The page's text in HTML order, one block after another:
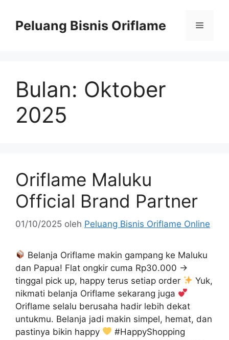
Peluang Bisnis Oriflame
Bulan: Oktober
2025
Oriflame Maluku
Official Brand Partner
01/10/2025 oleh Peluang Bisnis Oriflame Online
Belanja Oriflame makin gampang ke Maluku
dan Papua! Flat ongkir cuma Rp30.000 →
tinggal pick up, happy terus setiap order
Yuk,
nikmati belanja Oriflame sekarang juga
Oriflame selalu berusaha hadir lebih dekat
untukmu. Belanja jadi makin simpel, hemat, dan
pastinya bikin happy
#HappyShopping